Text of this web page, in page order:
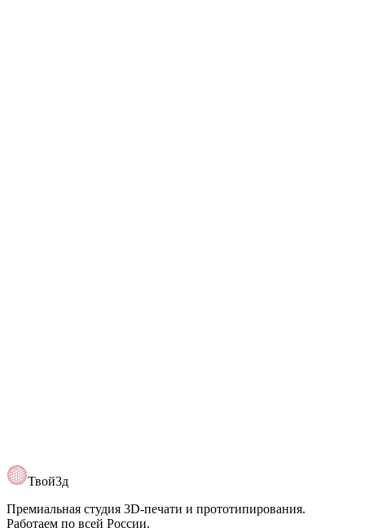
Твой3д
Премиальная студия 3D-печати и прототипирования.
Работаем по всей России.